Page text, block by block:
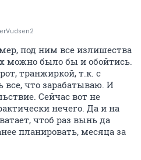
под ним все излишества
можно было бы и обойтись.
транжиркой, т.к. с
все, что зарабатываю. И
Сейчас вот не
нечего. Да и на
чтоб раз вынь да
планировать, месяца за